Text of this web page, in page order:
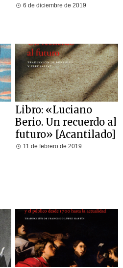
6 de diciembre de 2019
Libro: «Luciano
Berio. Un recuerdo al
futuro» [Acantilado]
11 de febrero de 2019